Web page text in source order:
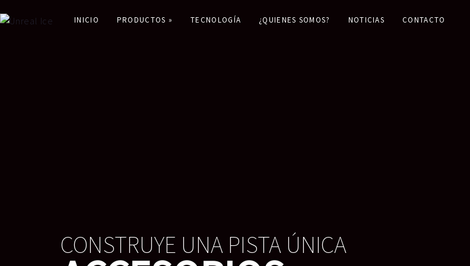
INICIO PRODUCTOS » TECNOLOGÍA ¿QUIENES SOMOS? NOTICIAS CONTACTO